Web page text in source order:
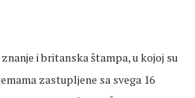
i britanska štampa, u kojoj su
zastupljene sa svega 16